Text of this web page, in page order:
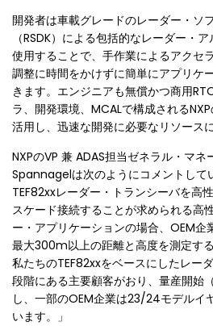
開発者は車載グレードのレーダー・ソ
（RSDK）による包括的なレーダー・
使用することで、手作業によるアクセ
調整に時間をかけずに簡単にアプリケ
きます。エンジニアも無償かつ商用
ラ、開発環境、MCALで構成される
活用し、迅速な開発に必要なリソース
NXPのVP 兼 ADAS担当ゼネラル・マ
Spannagelは次のようにコメントして
TEF82xxレーダー・トランシーバを高
スケード接続することが求められる高
ー・アプリケーションの場合、OEM企
最大300m以上の距離と高度を測定す
私たちのTEF82xxをベースにしたレー
段階にある主要顧客がおり、量産開始
し、一部のOEM企業は23/24モデルイ
います。」